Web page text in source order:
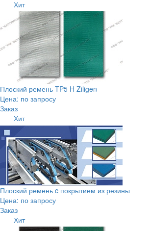
Хит
Плоский ремень TP5 H Ziligen
Цена: по запросу
Заказ
Хит
Плоский ремень c покрытием из резины
Цена: по запросу
Заказ
Хит